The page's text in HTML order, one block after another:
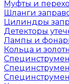
Муфты и
Шланги
Цилиндры
Детекторы
Лампы и
Кольца и